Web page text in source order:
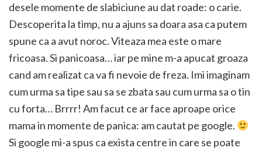
desele momente de slabiciune au dat roade: o carie.
Descoperita la timp, nu a ajuns sa doara asa ca putem
spune ca a avut noroc. Viteaza mea este o mare
fricoasa. Si panicoasa… iar pe mine m-a apucat groaza
cand am realizat ca va fi nevoie de freza. Imi imaginam
cum urma sa tipe sau sa se zbata sau cum urma sa o tin
cu forta… Brrrr! Am facut ce ar face aproape orice
mama in momente de panica: am cautat pe google.
Si google mi-a spus ca exista centre in care se poate